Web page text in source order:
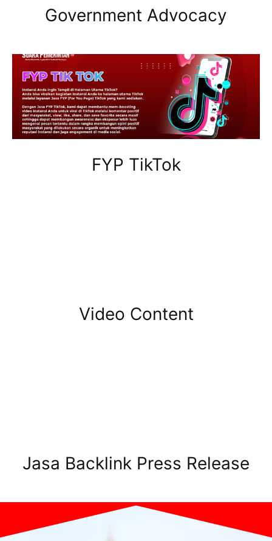
Government Advocacy
FYP TikTok
Video Content
Jasa Backlink Press Release